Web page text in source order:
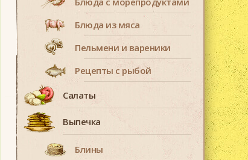
Блюда из мяса
Пельмени и вареники
Рецепты с рыбой
Салаты
Выпечка
Блины